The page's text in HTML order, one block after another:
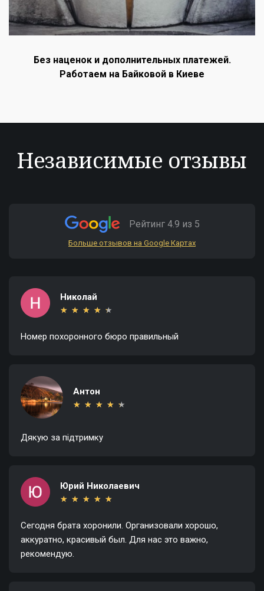
Без наценок и дополнительных платежей.
Работаем на Байковой в Киеве
Независимые отзывы
Рейтинг 4.9 из 5
Больше отзывов на Google Картах
Николай
★ ★ ★ ★ ★
★ ★ ★ ★ ★
Номер похоронного бюро правильный
Антон
★ ★ ★ ★ ★
★ ★ ★ ★ ★
Дякую за підтримку
Юрий Николаевич
★ ★ ★ ★ ★
★ ★ ★ ★ ★
Сегодня брата хоронили. Организовали хорошо,
аккуратно, красивый был. Для нас это важно,
рекомендую.